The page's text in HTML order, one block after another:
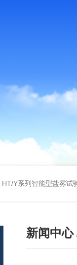
HT/Y系列智能型盐雾试
新闻中心